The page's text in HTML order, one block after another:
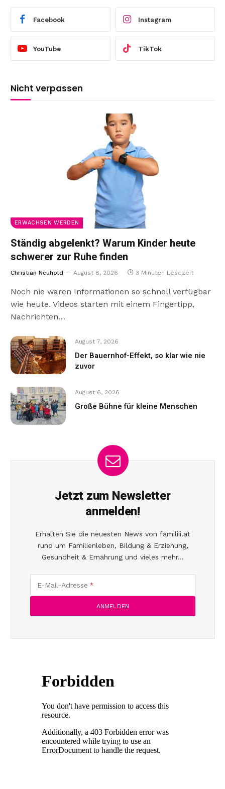
Facebook Instagram
YouTube TikTok
Nicht verpassen
ERWACHSEN WERDEN
Ständig abgelenkt? Warum Kinder heute
schwerer zur Ruhe finden
Christian Neuhold August 8, 2026 3 Minuten Lesezeit
Noch nie waren Informationen so schnell verfügbar
wie heute. Videos starten mit einem Fingertipp,
Nachrichten…
August 7, 2026
Der Bauernhof-Effekt, so klar wie nie
zuvor
August 6, 2026
Große Bühne für kleine Menschen
Jetzt zum Newsletter
anmelden!
Erhalten Sie die neuesten News von familiii.at
rund um Familienleben, Bildung & Erziehung,
Gesundheit & Ernährung und vieles mehr...
E-Mail-Adresse